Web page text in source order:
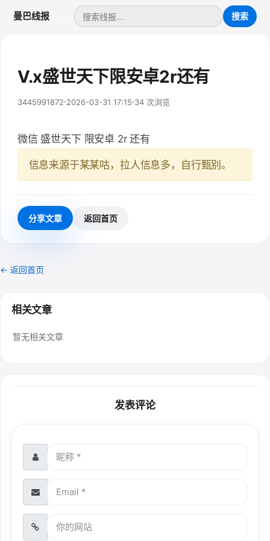
曼巴线报
V.x盛世天下限安卓2r还有
3445991872 2026-03-31 17:15 34 次浏览
微信 盛世天下 限安卓 2r 还有
信息来源于某某咕，拉人信息多，自行甄别。
分享文章 返回首页
← 返回首页
相关文章
暂无相关文章
发表评论